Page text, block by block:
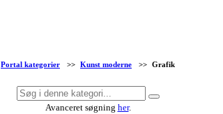
Portal kategorier >> Kunst moderne >> Grafik
Avanceret søgning her.